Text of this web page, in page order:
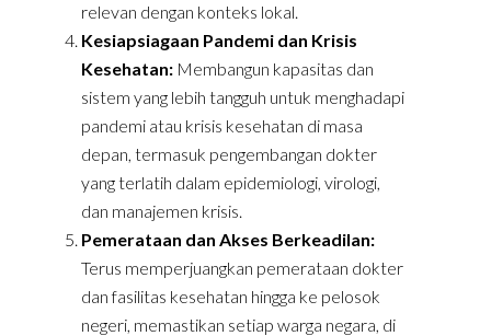
relevan dengan konteks lokal.
Kesiapsiagaan Pandemi dan Krisis
Kesehatan: Membangun kapasitas dan
sistem yang lebih tangguh untuk menghadapi
pandemi atau krisis kesehatan di masa
depan, termasuk pengembangan dokter
yang terlatih dalam epidemiologi, virologi,
dan manajemen krisis.
Pemerataan dan Akses Berkeadilan:
Terus memperjuangkan pemerataan dokter
dan fasilitas kesehatan hingga ke pelosok
negeri, memastikan setiap warga negara, di